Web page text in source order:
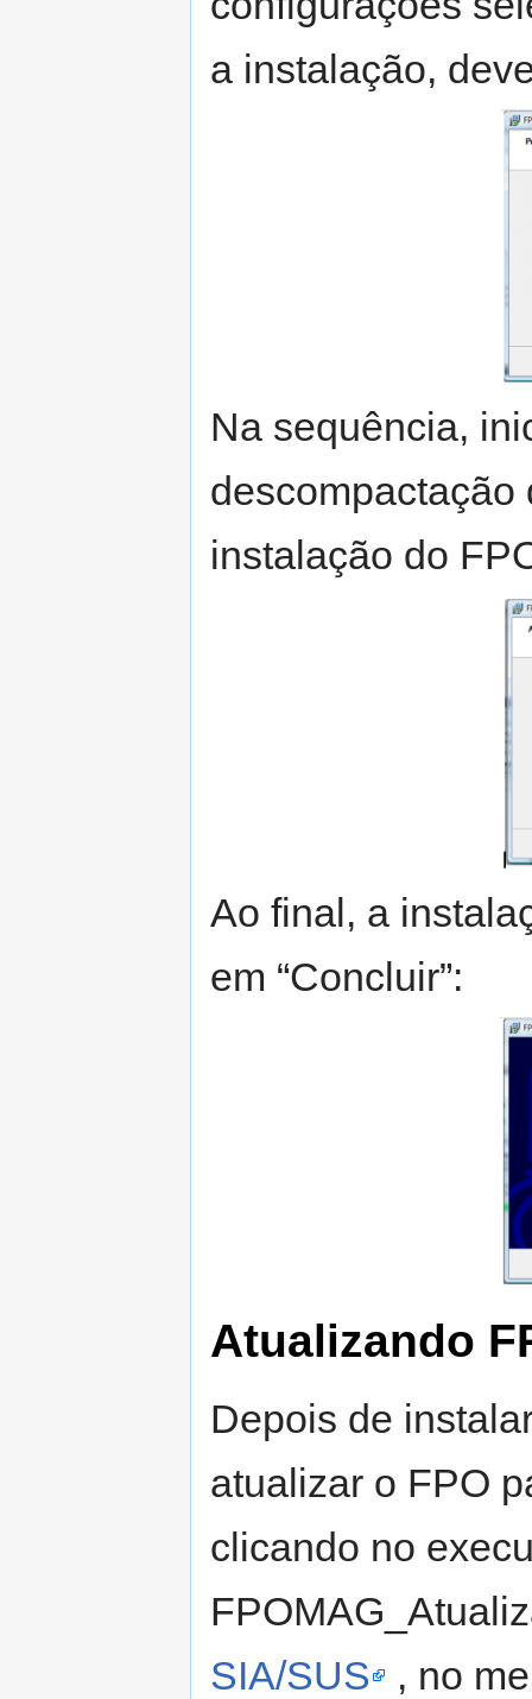
a instalação,
Na sequência,
descompactação
instalação do
Ao final, a
em “Concluir”:
Atualizando
Depois de
atualizar o FPO
clicando no
SIA/SUS
, no